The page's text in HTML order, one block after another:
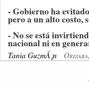
- Gobierno ha
pero a un alto
- No se está
nacional ni en
Tania GuzmÃ¡n